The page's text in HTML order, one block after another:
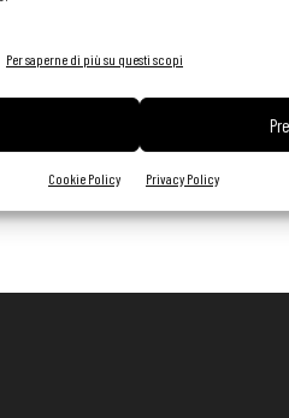
Per saperne di più su questi scopi
Cookie Policy Privacy Policy
i lavoratori
- 26 Marzo 2022